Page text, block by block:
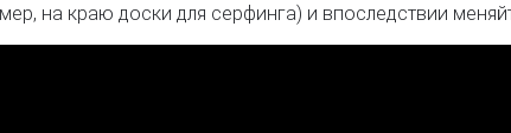
на краю доски для серфинга) и впоследствии